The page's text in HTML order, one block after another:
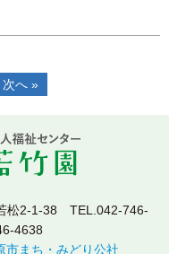
次へ »
松2-1-38 TEL.042-746-
4638
市まち・みどり公社